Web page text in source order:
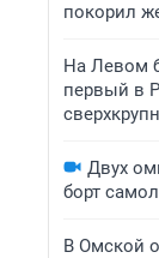
покорил
На Левом
первый в
Двух
борт
В Омской